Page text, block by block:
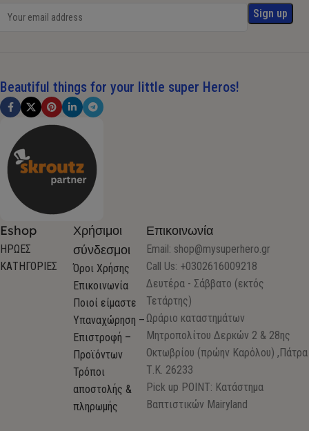
Beautiful things for your little super Heros!
Eshop
ΗΡΩΕΣ
ΚΑΤΗΓΟΡΙΕΣ
Χρήσιμοι
σύνδεσμοι
Όροι Χρήσης
Επικοινωνία
Ποιοί είμαστε
Υπαναχώρηση –
Επιστροφή –
Προϊόντων
Τρόποι
αποστολής &
πληρωμής
Επικοινωνία
Email: shop@mysuperhero.gr
Call Us: +0302616009218
Δευτέρα - Σάββατο (εκτός
Τετάρτης)
Ωράριο καταστημάτων
Μητροπολίτου Δερκών 2 & 28ης
Οκτωβρίου (πρώην Καρόλου) ,Πάτρα
Τ.Κ. 26233
Pick up POINT: Κατάστημα
Βαπτιστικών Mairyland